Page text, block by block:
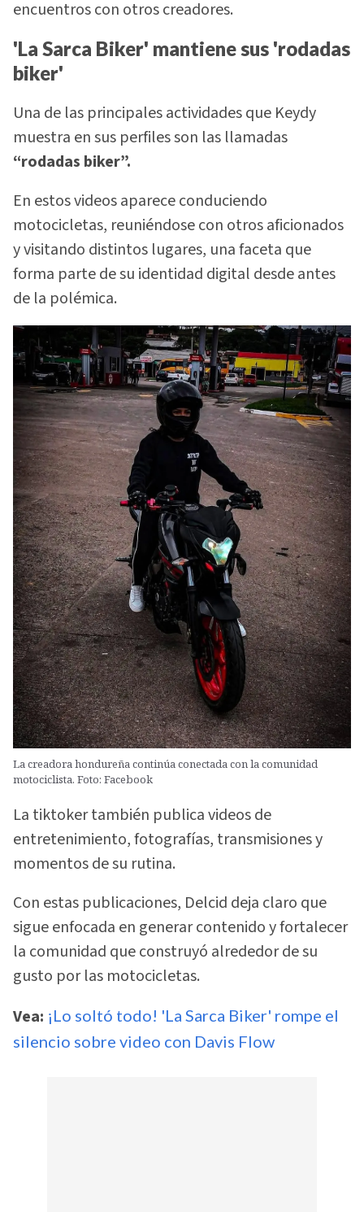
encuentros con otros creadores.
'La Sarca Biker' mantiene sus 'rodadas
biker'
Una de las principales actividades que Keydy
muestra en sus perfiles son las llamadas
“rodadas biker”.
En estos videos aparece conduciendo
motocicletas, reuniéndose con otros aficionados
y visitando distintos lugares, una faceta que
forma parte de su identidad digital desde antes
de la polémica.
La creadora hondureña continúa conectada con la comunidad
motociclista. Foto: Facebook
La tiktoker también publica videos de
entretenimiento, fotografías, transmisiones y
momentos de su rutina.
Con estas publicaciones, Delcid deja claro que
sigue enfocada en generar contenido y fortalecer
la comunidad que construyó alrededor de su
gusto por las motocicletas.
Vea: ¡Lo soltó todo! 'La Sarca Biker' rompe el
silencio sobre video con Davis Flow